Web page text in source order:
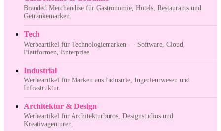
Branded Merchandise für Gastronomie, Hotels, Restaurants und
Getränkemarken.
Tech
Werbeartikel für Technologiemarken — Software, Cloud,
Plattformen, Enterprise.
Industrial
Werbeartikel für Marken aus Industrie, Ingenieurwesen und
Infrastruktur.
Architektur & Design
Werbeartikel für Architekturbüros, Designstudios und
Kreativagenturen.